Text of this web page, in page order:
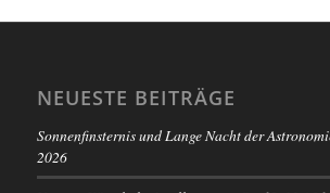
NEUESTE BEITRÄGE
Sonnenfinsternis und Lange Nacht der
2026